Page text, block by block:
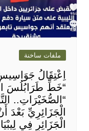
ملفات ساخنة
اِعْتِقَالُ
“خَطِّ طَرَابُلُسَ
“الصُّخَيْرَاتِ..
الْجَزَائِرِيِّ بَعْدَ
الْجَزَائِرِ فِي لِيبْيَا